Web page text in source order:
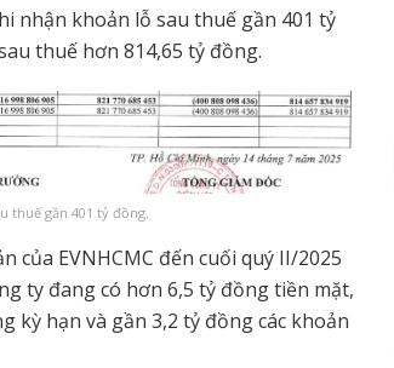
nhận khoản lỗ sau thuế gần 401 tỷ
thuế hơn 814,65 tỷ đồng.
thuế gần 401 tỷ đồng.
của EVNHCMC đến cuối quý II/2025
ty đang có hơn 6,5 tỷ đồng tiền mặt,
kỳ hạn và gần 3,2 tỷ đồng các khoản